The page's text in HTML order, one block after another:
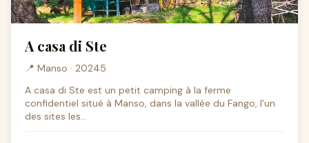
A casa di Ste
📍 Manso · 20245
A casa di Ste est un petit camping à la ferme
confidentiel situé à Manso, dans la vallée du Fango, l'un
des sites les...